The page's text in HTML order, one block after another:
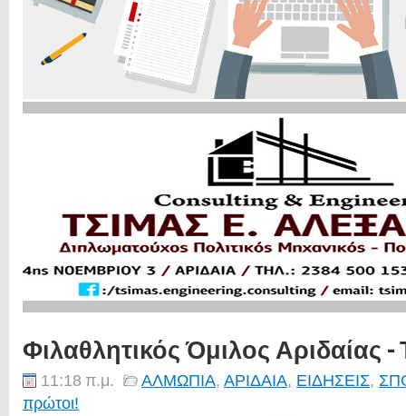
Φιλαθλητικός Όμιλος Αριδαίας
11:18 π.μ. ΑΛΜΩΠΙΑ, ΑΡΙΔΑΙΑ, ΕΙΔΗΣΕΙΣ,
πρώτοι!